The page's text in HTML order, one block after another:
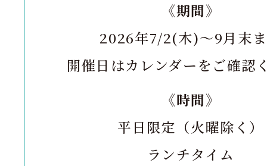
《期間》
2026年7/2(木)〜9月末
開催日はカレンダーをご確認
《時間》
平日限定（火曜除く）
ランチタイム